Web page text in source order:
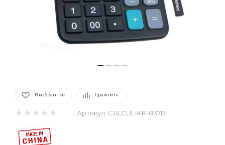
В избранное Сравнить
Артикул: CALCUL-KK-837B